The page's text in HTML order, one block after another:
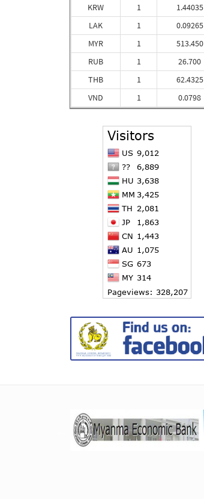
KRW
LAK
MYR
RUB
THB
VND
1
1
1
1
1
1
1.44035
0.09265
513.450
26.700
62.4325
0.0798